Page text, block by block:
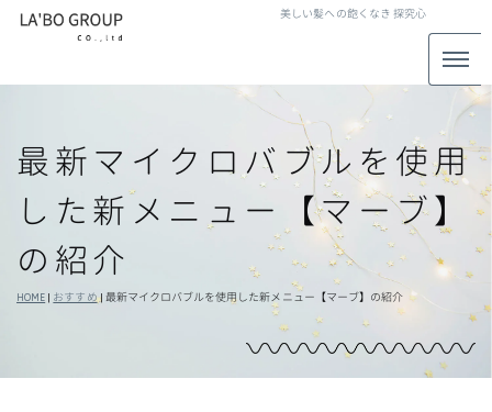
美しい髪への飽くなき探究心
最新マイクロバブルを使用
した新メニュー【マーブ】
の紹介
HOME| おすすめ|最新マイクロバブルを使用した新メニュー【マーブ】の紹介